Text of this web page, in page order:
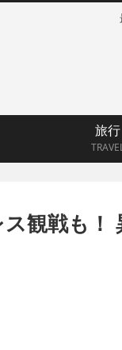
旅行
観戦も！